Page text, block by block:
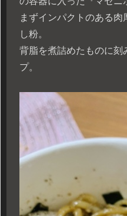
まずインパクトのある
し粉。
背脂を煮詰めたものに刻
プ。